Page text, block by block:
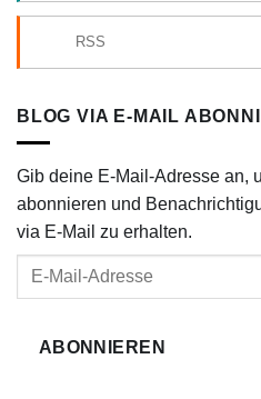
RSS
BLOG VIA E-MAIL
Gib deine E-Mail-Adresse an,
abonnieren und
via E-Mail zu erhalten.
ABONNIEREN